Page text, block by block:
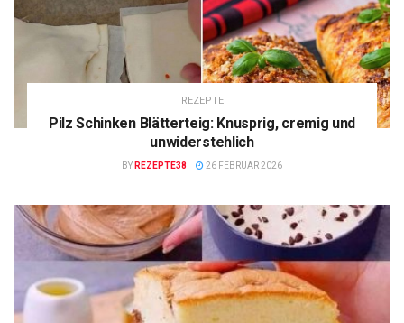
REZEPTE
Pilz Schinken Blätterteig: Knusprig, cremig und
unwiderstehlich
BY REZEPTE38 26 FEBRUAR 2026